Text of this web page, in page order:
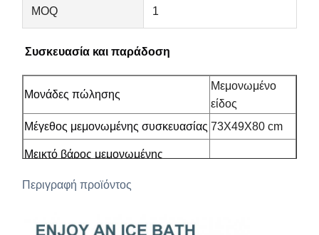
MOQ 1
Συσκευασία και παράδοση
Μονάδες πώλησης
Μεμονωμένο
είδος
Μέγεθος μεμονωμένης συσκευασίας 73X49X80 cm
Μεικτό βάρος μεμονωμένης
Περιγραφή προϊόντος